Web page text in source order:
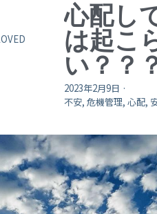
心配し
は起こ
い？？
2023年2月9日 ·
不安, 危機管理, 心配,